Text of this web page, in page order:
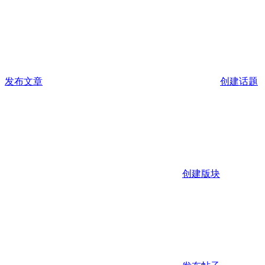
发布文章 创建话题
创建版块